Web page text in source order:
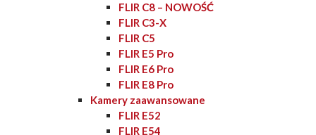
FLIR C8 – NOWOŚĆ
FLIR C3-X
FLIR C5
FLIR E5 Pro
FLIR E6 Pro
FLIR E8 Pro
Kamery zaawansowane
FLIR E52
FLIR E54